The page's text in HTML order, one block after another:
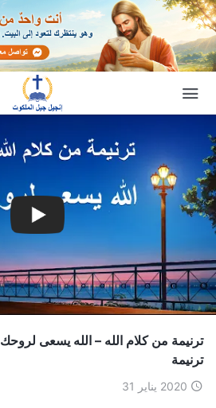
ترنيمة من كلام الله – الله يسعى
ترنيمة
2020 يناير 31